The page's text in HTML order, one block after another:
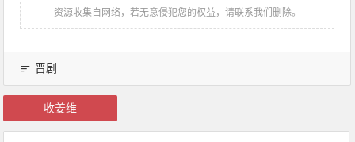
资源收集自网络，若无意侵犯您的权益，请联系我们删除。
晋剧
收姜维